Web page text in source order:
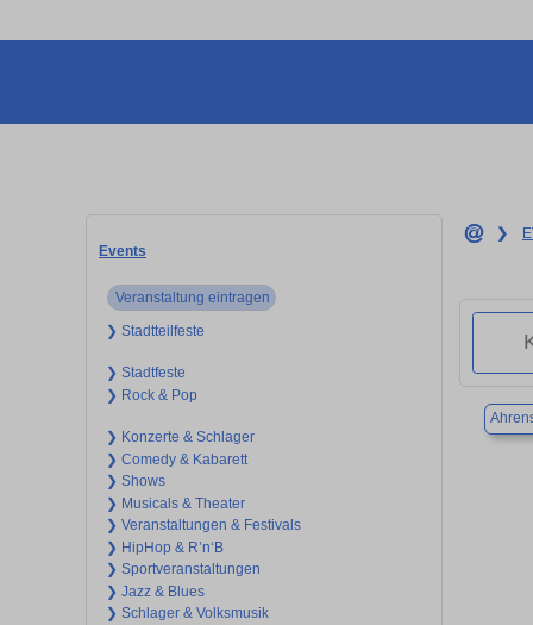
Events
Veranstaltung eintragen
❯ Stadtteilfeste
❯ Stadtfeste
❯ Rock & Pop
❯ Konzerte & Schlager
❯ Comedy & Kabarett
❯ Shows
❯ Musicals & Theater
❯ Veranstaltungen & Festivals
❯ HipHop & R’n‘B
❯ Sportveranstaltungen
❯ Jazz & Blues
❯ Schlager & Volksmusik
❯